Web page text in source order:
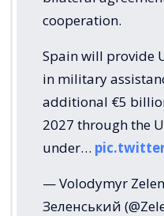
cooperation.
Spain will provide
in military
additional €5
2027 through the
under…
— Volodymyr
Зеленський